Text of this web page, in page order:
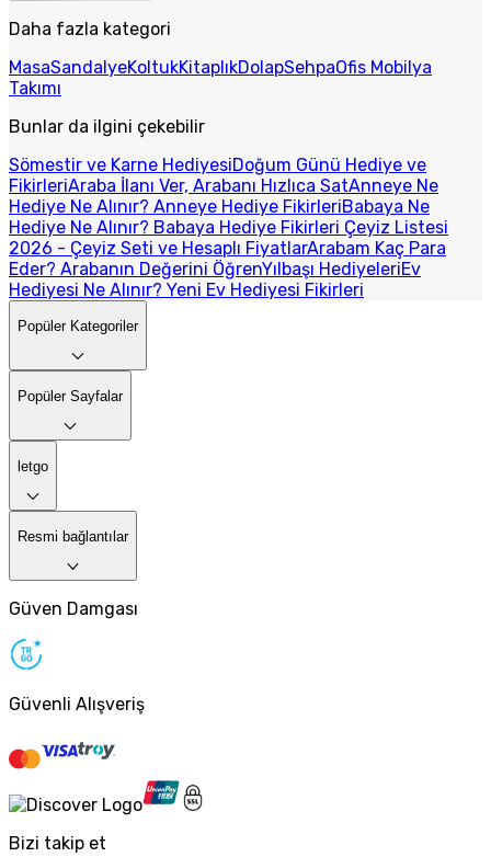
Daha fazla kategori
MasaSandalyeKoltukKitaplıkDolapSehpaOfis Mobilya
Takımı
Bunlar da ilgini çekebilir
Sömestir ve Karne HediyesiDoğum Günü Hediye ve
FikirleriAraba İlanı Ver, Arabanı Hızlıca SatAnneye Ne
Hediye Ne Alınır? Anneye Hediye FikirleriBabaya Ne
Hediye Ne Alınır? Babaya Hediye Fikirleri Çeyiz Listesi
2026 - Çeyiz Seti ve Hesaplı FiyatlarArabam Kaç Para
Eder? Arabanın Değerini ÖğrenYılbaşı HediyeleriEv
Hediyesi Ne Alınır? Yeni Ev Hediyesi Fikirleri
Popüler Kategoriler
Popüler Sayfalar
letgo
Resmi bağlantılar
Güven Damgası
Güvenli Alışveriş
Bizi takip et